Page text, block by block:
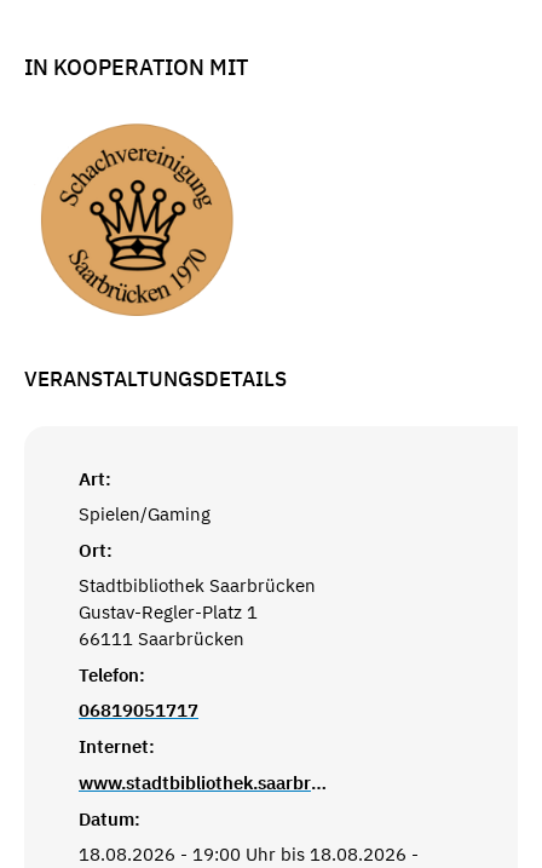
IN KOOPERATION MIT
VERANSTALTUNGSDETAILS
Art:
Spielen/Gaming
Ort:
Stadtbibliothek Saarbrücken
Gustav-Regler-Platz 1
66111 Saarbrücken
Telefon:
06819051717
Internet:
www.stadtbibliothek.saarbruecken.de
Datum:
18.08.2026 - 19:00 Uhr bis 18.08.2026 -